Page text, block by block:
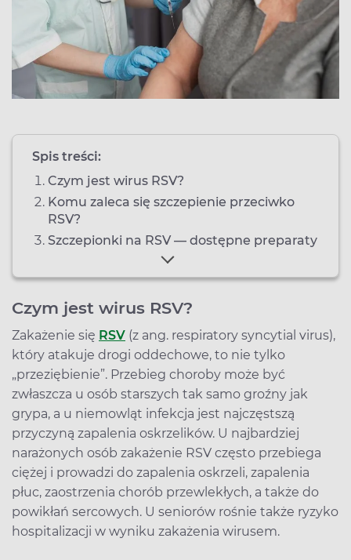
Spis treści:
Czym jest wirus RSV?
Komu zaleca się szczepienie przeciwko
RSV?
Szczepionki na RSV — dostępne preparaty
Czym jest wirus RSV?
Zakażenie się RSV (z ang. respiratory syncytial virus),
który atakuje drogi oddechowe, to nie tylko
„przeziębienie”. Przebieg choroby może być
zwłaszcza u osób starszych tak samo groźny jak
grypa, a u niemowląt infekcja jest najczęstszą
przyczyną zapalenia oskrzelików. U najbardziej
narażonych osób zakażenie RSV często przebiega
ciężej i prowadzi do zapalenia oskrzeli, zapalenia
płuc, zaostrzenia chorób przewlekłych, a także do
powikłań sercowych. U seniorów rośnie także ryzyko
hospitalizacji w wyniku zakażenia wirusem.